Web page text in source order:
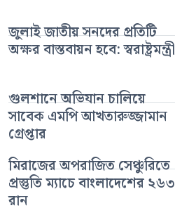
জুলাই জাতীয় সনদের প্রতিটি
অক্ষর বাস্তবায়ন হবে: স্বরাষ্ট্রমন্ত্রী
গুলশানে অভিযান চালিয়ে
সাবেক এমপি আখতারুজ্জামান
গ্রেপ্তার
মিরাজের অপরাজিত সেঞ্চুরিতে
প্রস্তুতি ম্যাচে বাংলাদেশের ২৬৩
রান